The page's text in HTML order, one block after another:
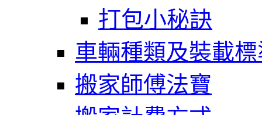
打包小秘訣
車輛種類及裝載
搬家師傅法寶